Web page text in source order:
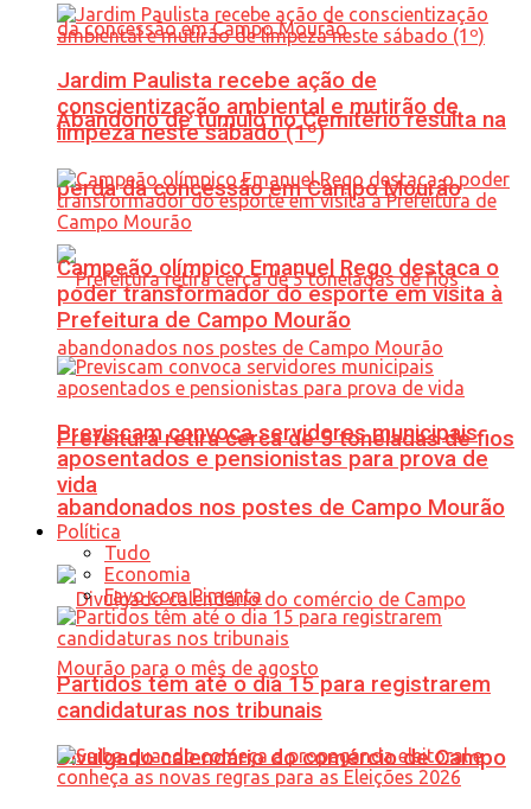
Abandono de túmulo no Cemitério resulta na
perda da concessão em Campo Mourão
Prefeitura retira cerca de 5 toneladas de fios
abandonados nos postes de Campo Mourão
Divulgado calendário do comércio de Campo
Jardim Paulista recebe ação de
conscientização ambiental e mutirão de
limpeza neste sábado (1º)
Campeão olímpico Emanuel Rego destaca o
poder transformador do esporte em visita à
Prefeitura de Campo Mourão
Previscam convoca servidores municipais
aposentados e pensionistas para prova de
vida
Política
Tudo
Economia
Favo com Pimenta
Partidos têm até o dia 15 para registrarem
candidaturas nos tribunais